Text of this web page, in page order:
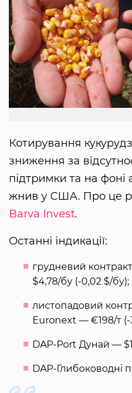
Котирування
зниження за
підтримки та на фоні
жнив у США. Про це
Barva Invest.
Останні індикації:
грудневий
$4,78/бу (-0,02 $/бу);
листопадовий
Euronext — €198/т (-
DAP-Port Дунай —
DAP-Глибоководні